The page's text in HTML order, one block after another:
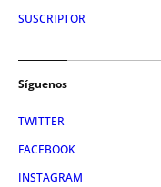
SUSCRIPTOR
Síguenos
TWITTER
FACEBOOK
INSTAGRAM